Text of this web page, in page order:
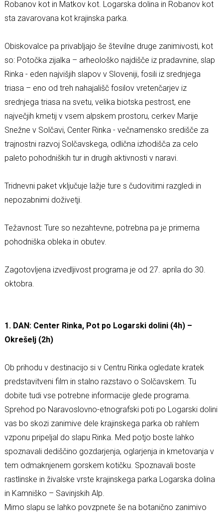
Robanov kot in Matkov kot. Logarska dolina in Robanov kot
sta zavarovana kot krajinska parka.
Obiskovalce pa privabljajo še številne druge zanimivosti, kot
so: Potočka zijalka – arheološko najdišče iz pradavnine, slap
Rinka - eden najvišjih slapov v Sloveniji, fosili iz srednjega
triasa – eno od treh nahajališč fosilov vretenčarjev iz
srednjega triasa na svetu, velika biotska pestrost, ene
največjih kmetij v vsem alpskem prostoru, cerkev Marije
Snežne v Solčavi, Center Rinka - večnamensko središče za
trajnostni razvoj Solčavskega, odlična izhodišča za celo
paleto pohodniških tur in drugih aktivnosti v naravi.
Tridnevni paket vključuje lažje ture s čudovitimi razgledi in
nepozabnimi doživetji.
Težavnost: Ture so nezahtevne, potrebna pa je primerna
pohodniška obleka in obutev.
Zagotovljena izvedljivost programa je od 27. aprila do 30.
oktobra.
1. DAN: Center Rinka, Pot po Logarski dolini (4h) –
Okrešelj (2h)
Ob prihodu v destinacijo si v Centru Rinka ogledate kratek
predstavitveni film in stalno razstavo o Solčavskem. Tu
dobite tudi vse potrebne informacije glede programa.
Sprehod po Naravoslovno-etnografski poti po Logarski dolini
vas bo skozi zanimive dele krajinskega parka ob rahlem
vzponu pripeljal do slapu Rinka. Med potjo boste lahko
spoznavali dediščino gozdarjenja, oglarjenja in kmetovanja v
tem odmaknjenem gorskem kotičku. Spoznavali boste
rastlinske in živalske vrste krajinskega parka Logarska dolina
in Kamniško – Savinjskih Alp.
Mimo slapu se lahko povzpnete še na botanično zanimivo